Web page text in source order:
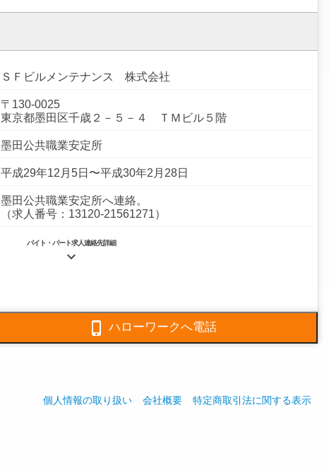
ＳＦビルメンテナンス 株式会社
〒130-0025
東京都墨田区千歳２－５－４ ＴＭビル５階
墨田公共職業安定所
平成29年12月5日〜平成30年2月28日
墨田公共職業安定所へ連絡。
（求人番号：13120-21561271）
バイト・パート求人連絡先詳細

ビルメンテナンス業
建設業（営繕工事・リフォーム工事）
 ハローワークへ電話
個人情報の取り扱い 会社概要 特定商取引法に関する表示